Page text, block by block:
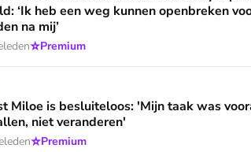
‘Ik heb een weg kunnen openbreken
na mij’
⭐Premium
'Mijn taak was vooral niet
Miloe is besluiteloos: 'Mijn taak was
niet veranderen'
⭐Premium